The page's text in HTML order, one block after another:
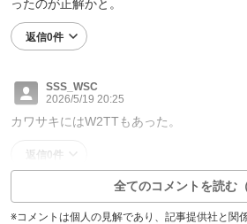
ったのが正解かと。
返信0件
SSS_WSC
2026/5/19 20:25
カワサキにはW2TTもあった。
返信0件
全てのコメントを読む（
※コメントは個人の見解であり、記事提供社と関